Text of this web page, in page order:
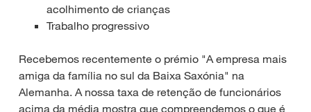
acolhimento de crianças
Trabalho progressivo
Recebemos recentemente o prémio "A empresa mais
amiga da família no sul da Baixa Saxónia" na
Alemanha. A nossa taxa de retenção de funcionários
acima da média mostra que compreendemos o que é